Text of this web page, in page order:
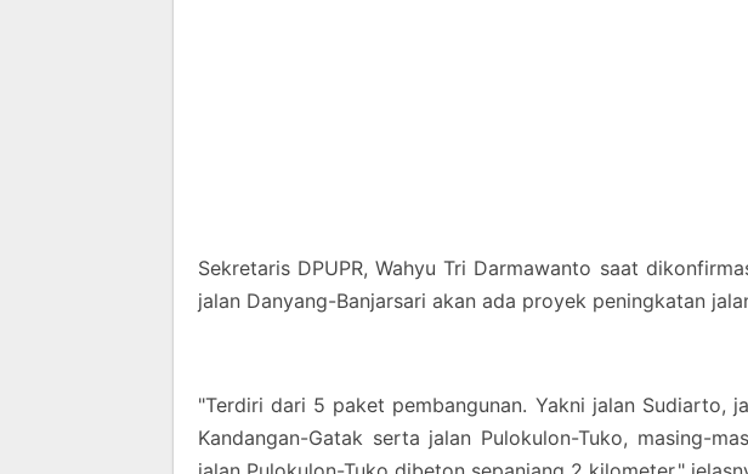
Sekretaris DPUPR, Wahyu Tri Darmawanto saat
jalan Danyang-Banjarsari akan ada proyek peningkatan
"Terdiri dari 5 paket pembangunan. Yakni jalan Sudiarto,
Kandangan-Gatak serta jalan Pulokulon-Tuko, masing-